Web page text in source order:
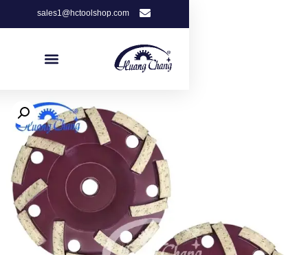
Get Free Quote